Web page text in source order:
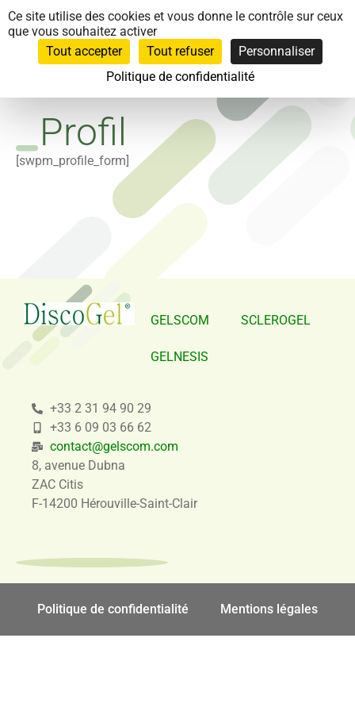
Profil
[swpm_profile_form]
GELSCOM SCLEROGEL
GELNESIS
+33 2 31 94 90 29
+33 6 09 03 66 62
contact@gelscom.com
8, avenue Dubna
ZAC Citis
F-14200 Hérouville-Saint-Clair
Politique de confidentialité Mentions légales
Panneau de gestion des cookies
Ce site utilise des cookies et vous donne le contrôle sur ceux
que vous souhaitez activer
Tout accepter
Tout refuser
Personnaliser
Politique de confidentialité